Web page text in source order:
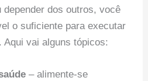
dos outros, você
o suficiente para executar
vai alguns tópicos:
– alimente-se